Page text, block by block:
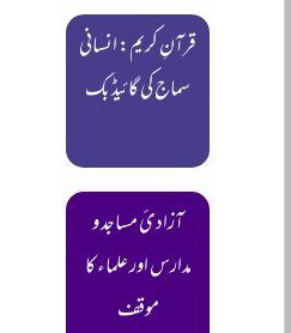
قرآنِ کریم: انسانی
سماج کی گائیڈ بک
آزادیٔ مساجد و
مدارس اور علماء کا
موقف